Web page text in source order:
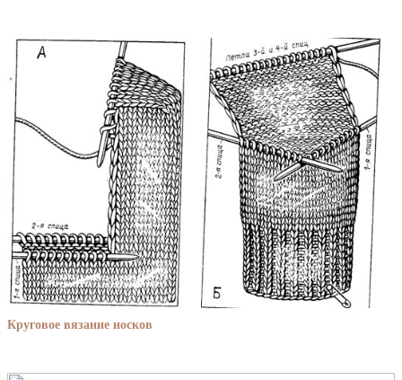
Круговое вязание носков